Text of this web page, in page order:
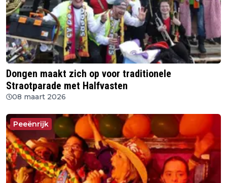
Dongen maakt zich op voor traditionele
Straotparade met Halfvasten
08 maart 2026
Peeënrijk